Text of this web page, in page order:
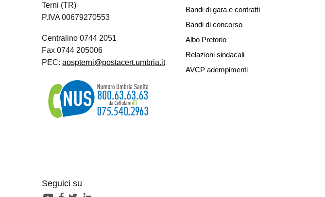
Terni (TR)
P.IVA 00679270553
Centralino 0744 2051
Fax 0744 205006
PEC: aospterni@postacert.umbria.it
Seguici su
Bandi di gara e contratti
Bandi di concorso
Albo Pretorio
Relazioni sindacali
AVCP adempimenti